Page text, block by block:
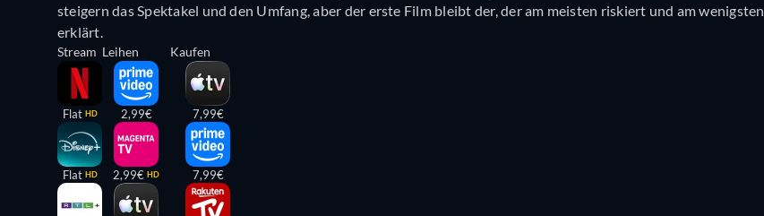
steigern das Spektakel und den Umfang, aber der erste Film bleibt der, der am meisten riskiert und am wenigsten
erklärt.
Stream
Flat HD
Flat HD
Leihen
2,99€
2,99€ HD
Kaufen
7,99€
7,99€